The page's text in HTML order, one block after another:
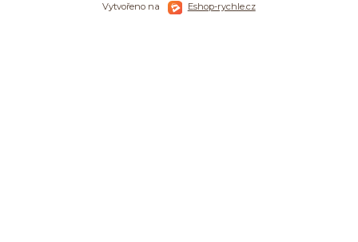
Vytvořeno na
Eshop-rychle.cz